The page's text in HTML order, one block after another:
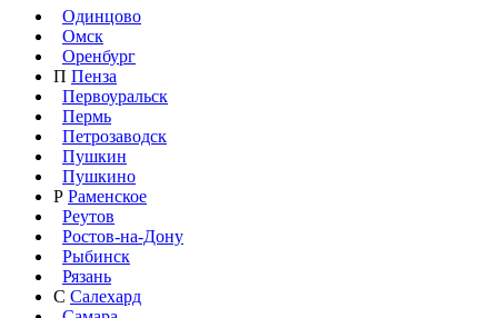
Одинцово
Омск
Оренбург
П Пенза
Первоуральск
Пермь
Петрозаводск
Пушкин
Пушкино
Р Раменское
Реутов
Ростов-на-Дону
Рыбинск
Рязань
С Салехард